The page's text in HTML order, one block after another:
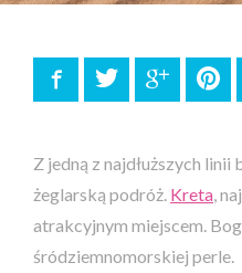
FacebookTwitter Google+
Z jedną z najdłuższych linii
żeglarską podróż. Kreta,
atrakcyjnym miejscem.
śródziemnomorskiej perle.